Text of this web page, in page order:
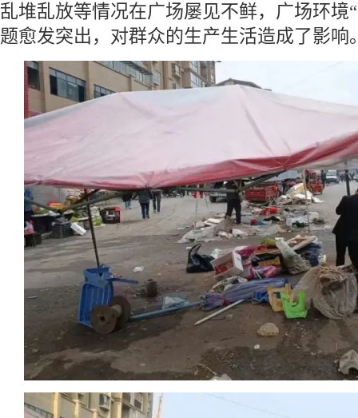
乱堆乱放等情况在广场屡见不鲜，广场环境
题愈发突出，对群众的生产生活造成了影响